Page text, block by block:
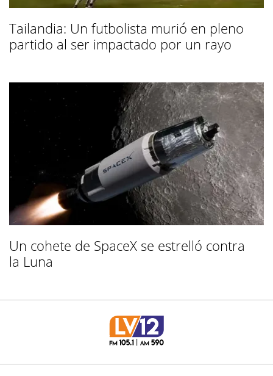
Tailandia: Un futbolista murió en pleno
partido al ser impactado por un rayo
Un cohete de SpaceX se estrelló contra
la Luna